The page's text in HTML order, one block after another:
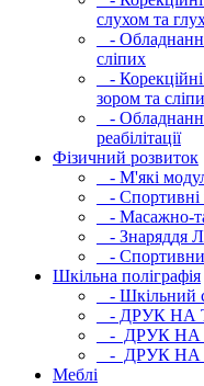
слухом та
-
сліпих
-
зором та
-
реабілітації
Фізичний розвиток
- М'які
- Спортивні
- Масажно-
- Знаряддя
-
Шкільна поліграфія
- Шкільний
- ДРУК НА
- ДРУК НА
- ДРУК НА
Меблі